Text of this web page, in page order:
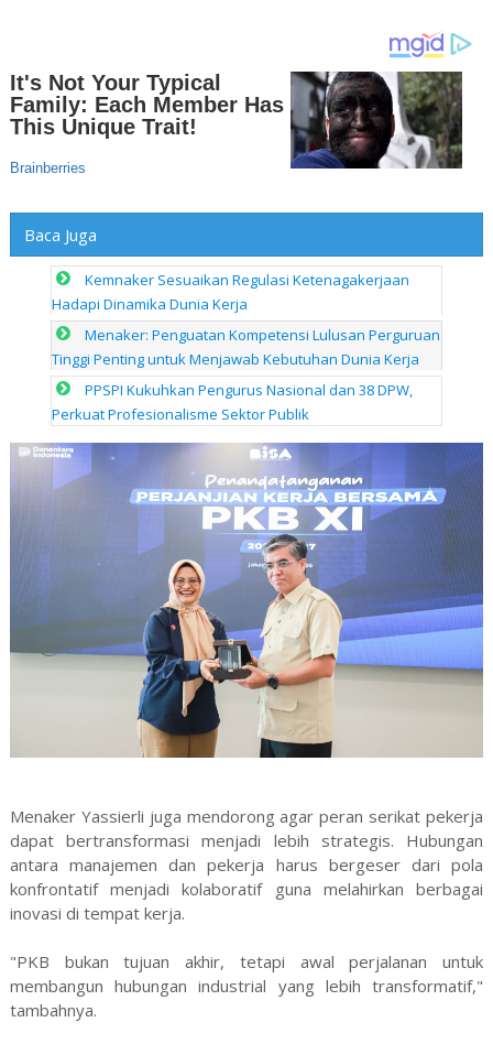
Baca Juga
Kemnaker Sesuaikan Regulasi Ketenagakerjaan
Hadapi Dinamika Dunia Kerja
Menaker: Penguatan Kompetensi Lulusan Perguruan
Tinggi Penting untuk Menjawab Kebutuhan Dunia Kerja
PPSPI Kukuhkan Pengurus Nasional dan 38 DPW,
Perkuat Profesionalisme Sektor Publik
Menaker Yassierli juga mendorong agar peran serikat pekerja
dapat bertransformasi menjadi lebih strategis. Hubungan
antara manajemen dan pekerja harus bergeser dari pola
konfrontatif menjadi kolaboratif guna melahirkan berbagai
inovasi di tempat kerja.
"PKB bukan tujuan akhir, tetapi awal perjalanan untuk
membangun hubungan industrial yang lebih transformatif,"
tambahnya.